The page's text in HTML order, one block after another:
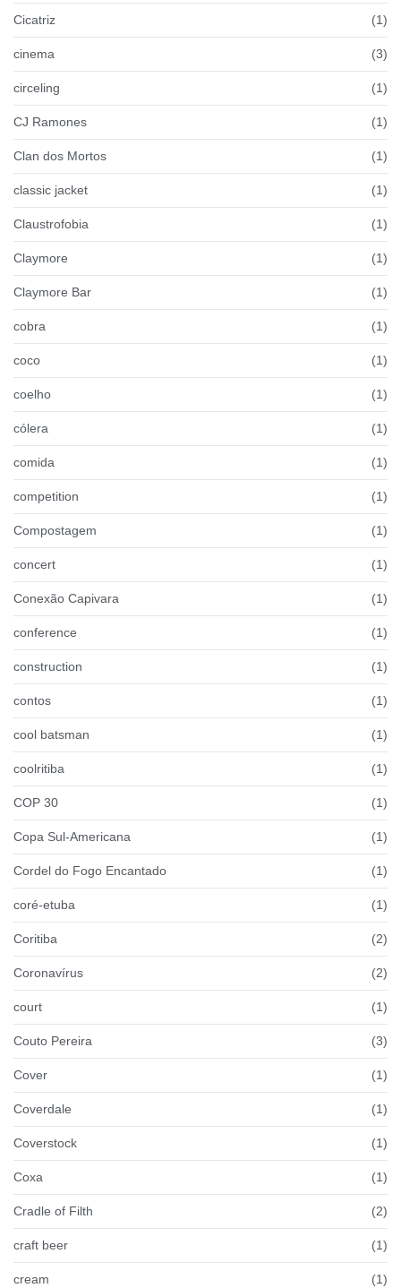
Cicatriz (1)
cinema (3)
circeling (1)
CJ Ramones (1)
Clan dos Mortos (1)
classic jacket (1)
Claustrofobia (1)
Claymore (1)
Claymore Bar (1)
cobra (1)
coco (1)
coelho (1)
cólera (1)
comida (1)
competition (1)
Compostagem (1)
concert (1)
Conexão Capivara (1)
conference (1)
construction (1)
contos (1)
cool batsman (1)
coolritiba (1)
COP 30 (1)
Copa Sul-Americana (1)
Cordel do Fogo Encantado (1)
coré-etuba (1)
Coritiba (2)
Coronavírus (2)
court (1)
Couto Pereira (3)
Cover (1)
Coverdale (1)
Coverstock (1)
Coxa (1)
Cradle of Filth (2)
craft beer (1)
cream (1)